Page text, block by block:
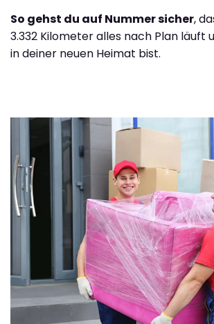
So gehst du auf Nummer sicher,
3.332 Kilometer alles nach Plan läuft
in deiner neuen Heimat bist.